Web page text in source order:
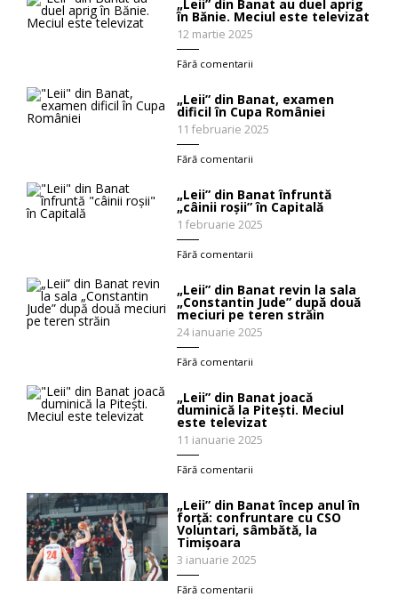
„Leii” din Banat au duel aprig
în Bănie. Meciul este televizat
12 martie 2025
Fără comentarii
„Leii” din Banat, examen
dificil în Cupa României
11 februarie 2025
Fără comentarii
„Leii” din Banat înfruntă
„câinii roșii” în Capitală
1 februarie 2025
Fără comentarii
„Leii” din Banat revin la sala
„Constantin Jude” după două
meciuri pe teren străin
24 ianuarie 2025
Fără comentarii
„Leii” din Banat joacă
duminică la Pitești. Meciul
este televizat
11 ianuarie 2025
Fără comentarii
„Leii” din Banat încep anul în
forţă: confruntare cu CSO
Voluntari, sâmbătă, la
Timişoara
3 ianuarie 2025
Fără comentarii